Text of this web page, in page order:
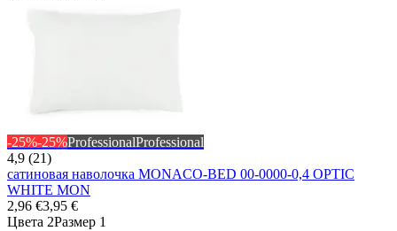
-25%-25%ProfessionalProfessional
4,9 (21)
сатиновая наволочка MONACO-BED 00-0000-0,4 OPTIC
WHITE MON
2,96 €3,95 €
Цвета 2Размер 1